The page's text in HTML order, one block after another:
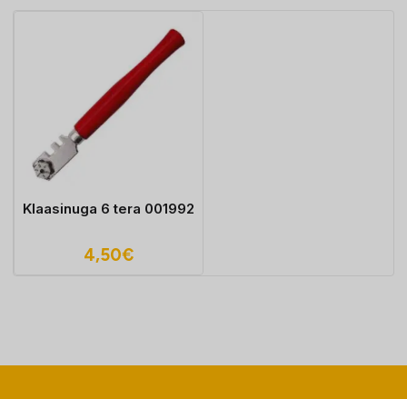
Klaasinuga 6 tera 001992
4,50€